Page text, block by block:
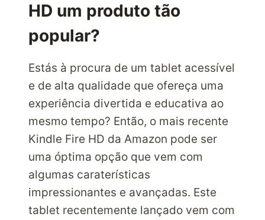
HD um produto tão
popular?
Estás à procura de um tablet acessível
e de alta qualidade que ofereça uma
experiência divertida e educativa ao
mesmo tempo? Então, o mais recente
Kindle Fire HD da Amazon pode ser
uma óptima opção que vem com
algumas caraterísticas
impressionantes e avançadas. Este
tablet recentemente lançado vem com